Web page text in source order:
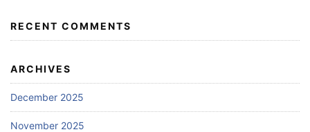
RECENT COMMENTS
ARCHIVES
December 2025
November 2025